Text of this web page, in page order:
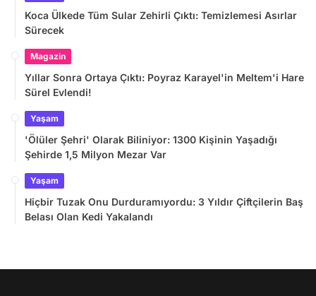
Koca Ülkede Tüm Sular Zehirli Çıktı: Temizlemesi Asırlar
Sürecek
Magazin
Yıllar Sonra Ortaya Çıktı: Poyraz Karayel'in Meltem'i Hare
Sürel Evlendi!
Yaşam
'Ölüler Şehri' Olarak Biliniyor: 1300 Kişinin Yaşadığı
Şehirde 1,5 Milyon Mezar Var
Yaşam
Hiçbir Tuzak Onu Durduramıyordu: 3 Yıldır Çiftçilerin Baş
Belası Olan Kedi Yakalandı